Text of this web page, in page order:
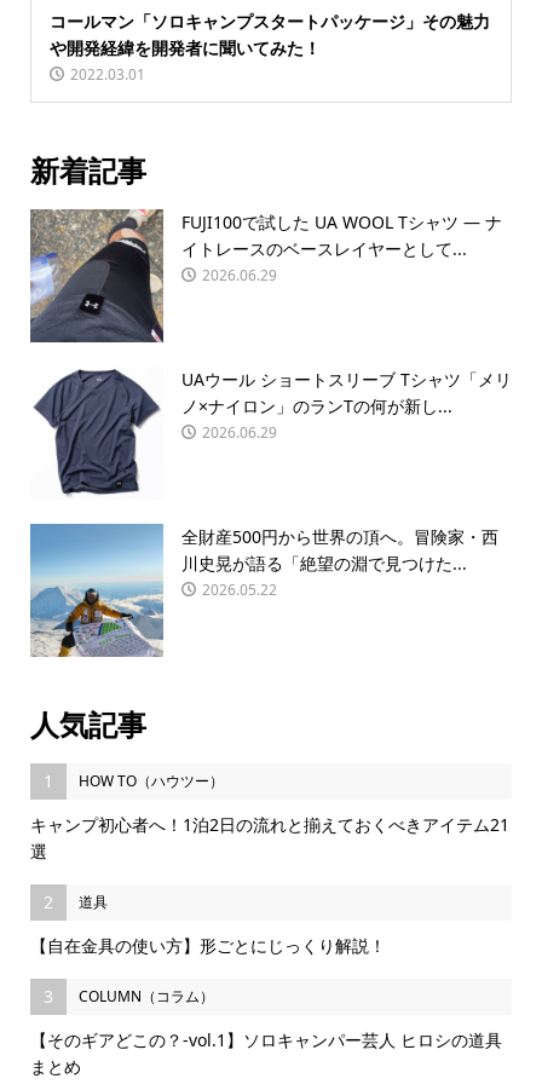
コールマン「ソロキャンプスタートパッケージ」その魅力
や開発経緯を開発者に聞いてみた！
2022.03.01
新着記事
FUJI100で試した UA WOOL Tシャツ — ナ
イトレースのベースレイヤーとして...
2026.06.29
UAウール ショートスリーブ Tシャツ「メリ
ノ×ナイロン」のランTの何が新し...
2026.06.29
全財産500円から世界の頂へ。冒険家・西
川史晃が語る「絶望の淵で見つけた...
2026.05.22
人気記事
1 HOW TO（ハウツー）
キャンプ初心者へ！1泊2日の流れと揃えておくべきアイテム21
選
2 道具
【自在金具の使い方】形ごとにじっくり解説！
3 COLUMN（コラム）
【そのギアどこの？-vol.1】ソロキャンパー芸人 ヒロシの道具
まとめ